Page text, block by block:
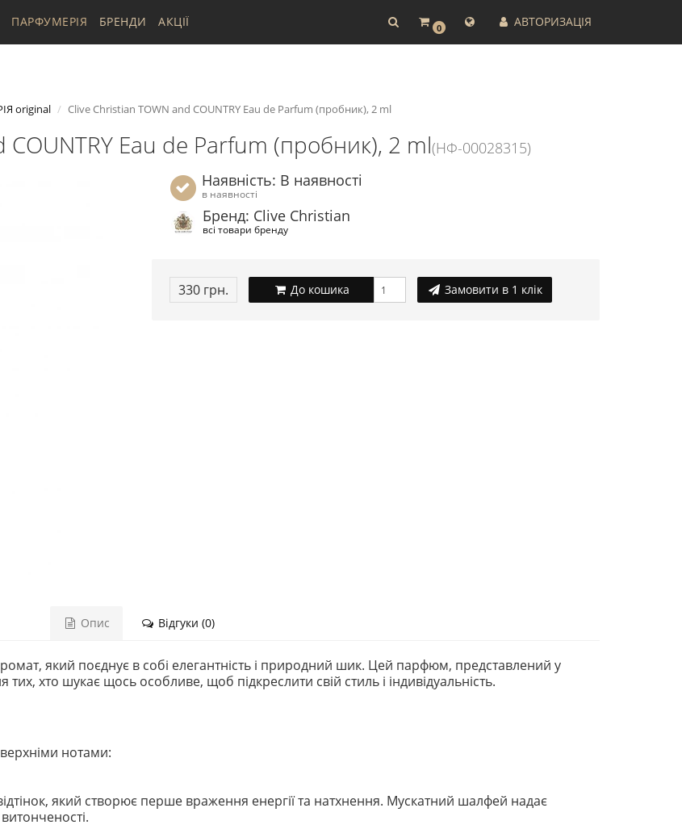
0 АВТОРИЗАЦІЯ
ПАРФУМЕРІЯ БРЕНДИ АКЦІЇ
original Clive Christian TOWN and COUNTRY Eau de Parfum (пробник), 2 ml
Eau de Parfum (пробник), 2 ml(НФ-00028315)
Наявність: В наявності
в наявності
Бренд: Clive Christian
всі товари бренду
330 грн. До кошика Замовити в 1 клік
Опис Відгуки (0)
який поєднує в собі елегантність і природний шик. Цей парфюм, представлений у
хто шукає щось особливе, щоб підкреслити свій стиль і індивідуальність.
нотами:
який створює перше враження енергії та натхнення. Мускатний шалфей надає